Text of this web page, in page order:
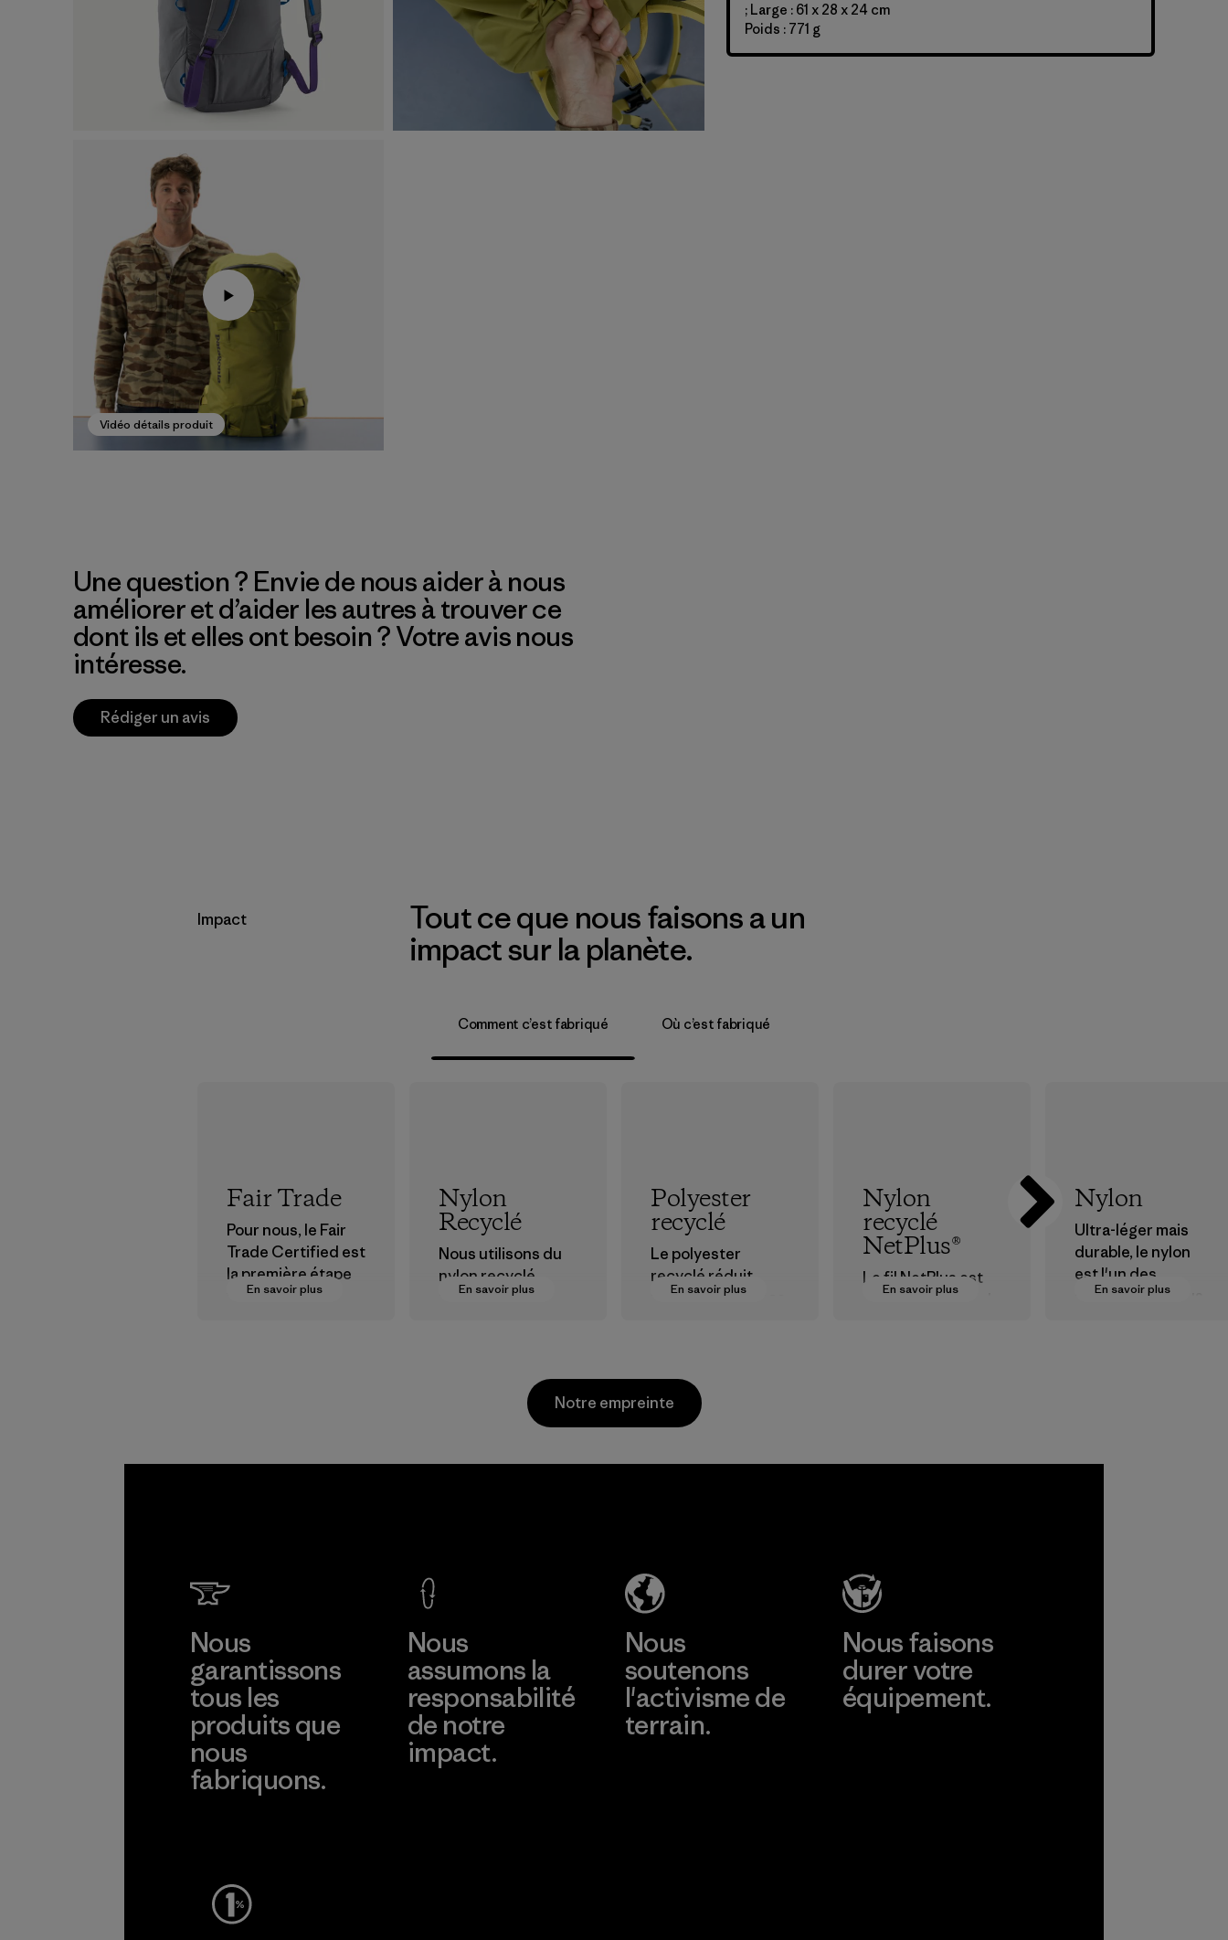
Vidéo détails produit
; Large : 61 x 28 x 24 cm
Poids : 771 g
Une question ? Envie de nous aider à nous
améliorer et d’aider les autres à trouver ce
dont ils et elles ont besoin ? Votre avis nous
intéresse.
Rédiger un avis
Impact
Tout ce que nous faisons a un
impact sur la planète.
Comment c’est fabriqué Où c’est fabriqué
En savoir plus
Fair Trade
Pour nous, le Fair
Trade Certified est
la première étape
vers des
En savoir plus
Nylon
Recyclé
Nous utilisons du
nylon recyclé
provenant de
de tissage et de
matériaux recyclés
En savoir plus
Polyester
recyclé
Le polyester
recyclé réduit
notre dépendance
Matières
En savoir plus
Nylon
recyclé
NetPlus®
Le fil NetPlus est
fabriqué à partir de
Matières
En savoir plus
Nylon
Ultra-léger mais
durable, le nylon
est l'un des
matériaux les plus
Notre empreinte
Nous
garantissons
tous les
produits que
nous
fabriquons.
Nous
assumons la
responsabilité
de notre
impact.
Nous
soutenons
l'activisme de
terrain.
Nous faisons
durer votre
équipement.